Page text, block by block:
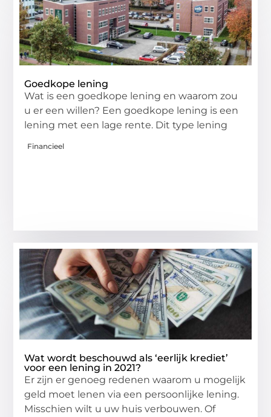
Goedkope lening
Wat is een goedkope lening en waarom zou
u er een willen? Een goedkope lening is een
lening met een lage rente. Dit type lening
Financieel
Wat wordt beschouwd als ‘eerlijk krediet’
voor een lening in 2021?
Er zijn er genoeg redenen waarom u mogelijk
geld moet lenen via een persoonlijke lening.
Misschien wilt u uw huis verbouwen. Of